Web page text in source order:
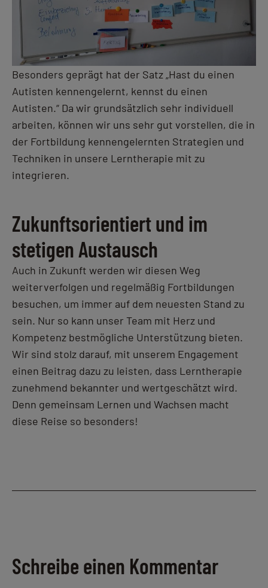
Besonders geprägt hat der Satz „Hast du einen
Autisten kennengelernt, kennst du einen
Autisten.“ Da wir grundsätzlich sehr individuell
arbeiten, können wir uns sehr gut vorstellen, die in
der Fortbildung kennengelernten Strategien und
Techniken in unsere Lerntherapie mit zu
integrieren.
Zukunftsorientiert und im
stetigen Austausch
Auch in Zukunft werden wir diesen Weg
weiterverfolgen und regelmäßig Fortbildungen
besuchen, um immer auf dem neuesten Stand zu
sein. Nur so kann unser Team mit Herz und
Kompetenz bestmögliche Unterstützung bieten.
Wir sind stolz darauf, mit unserem Engagement
einen Beitrag dazu zu leisten, dass Lerntherapie
zunehmend bekannter und wertgeschätzt wird.
Denn gemeinsam Lernen und Wachsen macht
diese Reise so besonders!
Schreibe einen Kommentar